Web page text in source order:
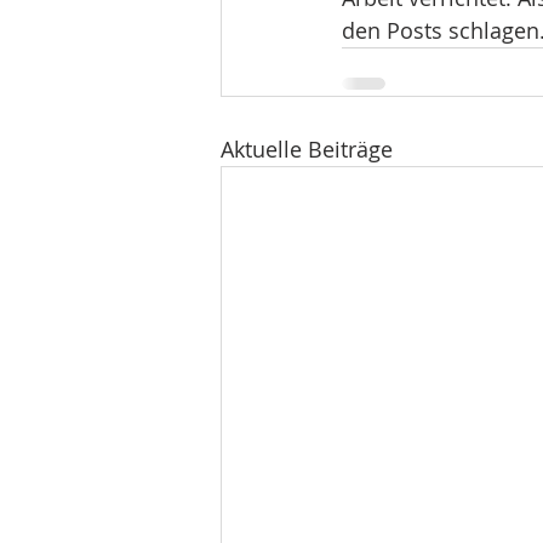
den Posts
Aktuelle Beiträge